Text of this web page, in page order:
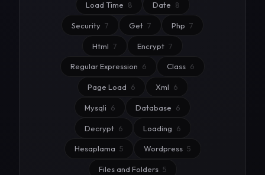
Load Time 8 Date 8
Security 7 Get 7 Php 7
Html 7 Encrypt 7
Regular Expression 6 Class 6
Page Load 6 Xml 6
Mysqli 6 Database 6
Decrypt 6 Loading 6
Hesaplama 5 Wordpress 5
Files and Folders 5